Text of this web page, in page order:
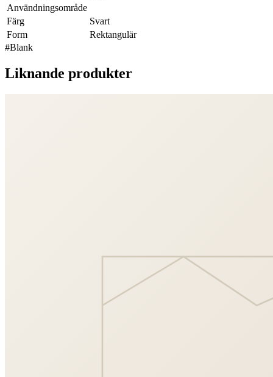
Användningsområde
Färg
Svart
Form
Rektangulär
#Blank
Liknande produkter